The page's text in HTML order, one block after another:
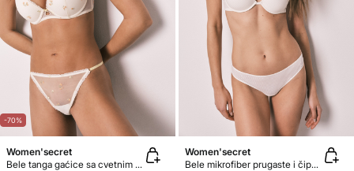
-70%
Women'secret
Bele tanga gaćice sa cvetnim vezom
Women'secret
Bele mikrofiber prugaste i čipkaste tanga gaćice